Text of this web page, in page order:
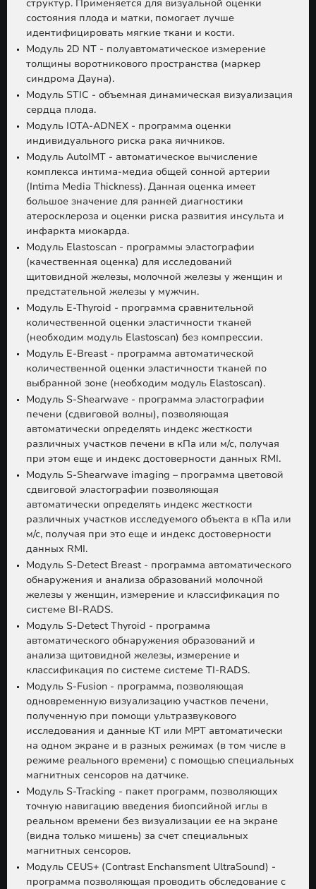
структур. Применяется для визуальной оценки
состояния плода и матки, помогает лучше
идентифицировать мягкие ткани и кости.
Модуль 2D NT - полуавтоматическое измерение
толщины воротникового пространства (маркер
синдрома Дауна).
Модуль STIC - объемная динамическая визуализация
сердца плода.
Модуль IOTA-ADNEX - программа оценки
индивидуального риска рака яичников.
Модуль AutoIMT - автоматическое вычисление
комплекса интима-медиа общей сонной артерии
(Intima Media Thickness). Данная оценка имеет
большое значение для ранней диагностики
атеросклероза и оценки риска развития инсульта и
инфаркта миокарда.
Модуль Elastoscan - программы эластографии
(качественная оценка) для исследований
щитовидной железы, молочной железы у женщин и
предстательной железы у мужчин.
Модуль E-Thyroid - программа сравнительной
количественной оценки эластичности тканей
(необходим модуль Elastoscan) без компрессии.
Mодуль E-Breast - программа автоматической
количественной оценки эластичности тканей по
выбранной зоне (необходим модуль Elastoscan).
Модуль S-Shearwave - программа эластографии
печени (сдвиговой волны), позволяющая
автоматически определять индекс жесткости
различных участков печени в кПа или м/с, получая
при этом еще и индекс достоверности данных RMI.
Модуль S-Shearwave imaging – программа цветовой
сдвиговой эластографии позволяющая
автоматически определять индекс жесткости
различных участков исследуемого объекта в кПа или
м/с, получая при это еще и индекс достоверности
данных RMI.
Модуль S-Detect Breast - программа автоматического
обнаружения и анализа образований молочной
железы у женщин, измерение и классификация по
системе BI-RADS.
Модуль S-Detect Thyroid - программа
автоматического обнаружения образований и
анализа щитовидной железы, измерение и
классификация по системе системе TI-RADS.
Модуль S-Fusion - программа, позволяющая
одновременную визуализацию участков печени,
полученную при помощи ультразвукового
исследования и данные КТ или МРТ автоматически
на одном экране и в разных режимах (в том числе в
режиме реального времени) с помощью специальных
магнитных сенсоров на датчике.
Модуль S-Tracking - пакет программ, позволяющих
точную навигацию введения биопсийной иглы в
реальном времени без визуализации ее на экране
(видна только мишень) за счет специальных
магнитных сенсоров.
Модуль CEUS+ (Contrast Enchansment UltraSound) -
программа позволяющая проводить обследование с